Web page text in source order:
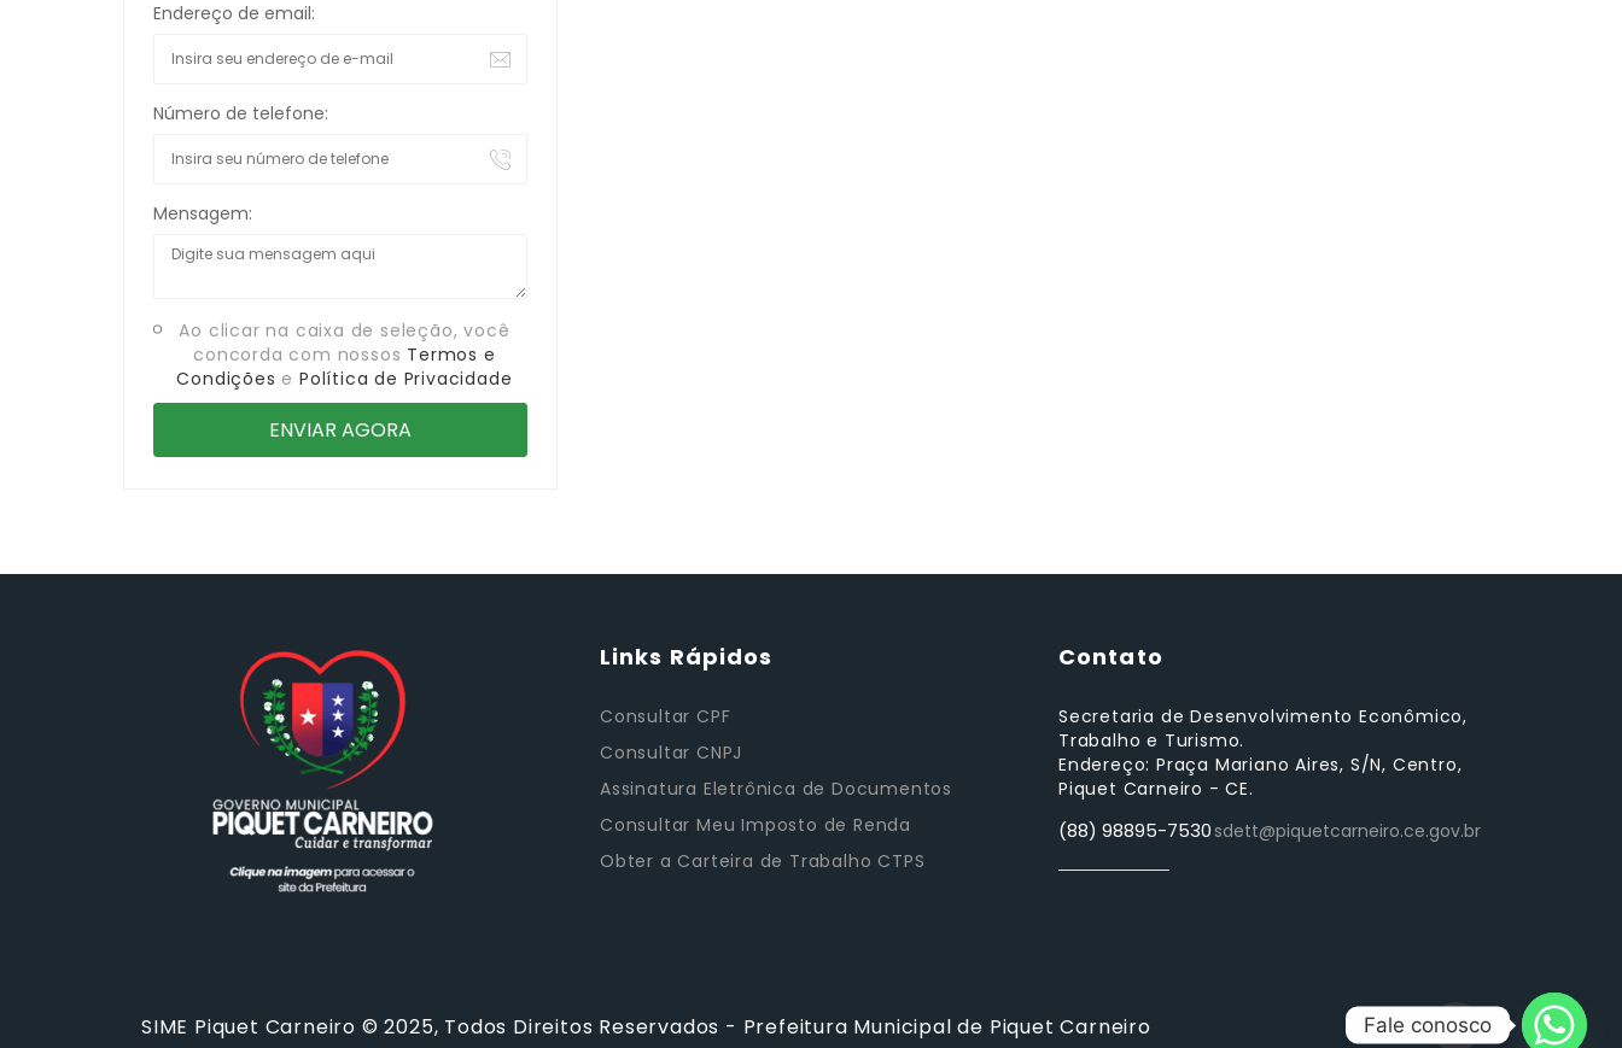
Endereço de email:
Número de telefone:
Mensagem:
Ao clicar na caixa de seleção, você
concorda com nossos Termos e
Condições e Política de Privacidade
Links Rápidos
Consultar CPF
Consultar CNPJ
Assinatura Eletrônica de Documentos
Consultar Meu Imposto de Renda
Obter a Carteira de Trabalho CTPS
Contato
Secretaria de Desenvolvimento Econômico,
Trabalho e Turismo.
Endereço: Praça Mariano Aires, S/N, Centro,
Piquet Carneiro - CE.
(88) 98895-7530 sdett@piquetcarneiro.ce.gov.br
SIME Piquet Carneiro © 2025, Todos Direitos Reservados - Prefeitura Municipal de Piquet Carneiro Fale conosco